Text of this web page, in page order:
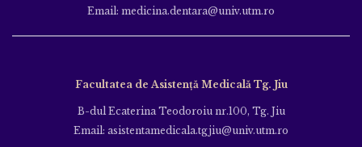
Email: medicina.dentara@univ.utm.ro
Facultatea de Asistență Medicală Tg. Jiu
B-dul Ecaterina Teodoroiu nr.100, Tg. Jiu
Email: asistentamedicala.tgjiu@univ.utm.ro